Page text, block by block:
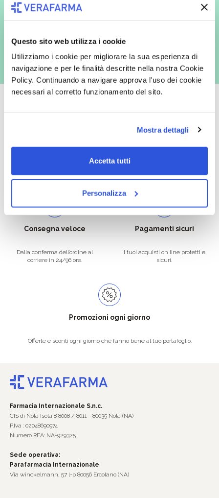
Questo sito web utilizza i cookie
Utilizziamo i cookie per migliorare la sua esperienza di
navigazione e per le finalità descritte nella nostra Cookie
Policy. Continuando a navigare approva l'uso dei cookie
necessari al corretto funzionamento del sito.
Mostra dettagli
Accetta tutti
Personalizza
commerciali da parte di Verafarma, tra cui invio di comunicazioni
per soddisfare tutte le esigenze.
Spedizione gratuita
la spedizione la regaliamo noi.
Consegna veloce
Dalla conferma dell’ordine al
corriere in 24/96 ore.
Pagamenti sicuri
I tuoi acquisti on line protetti e
sicuri.
Promozioni ogni giorno
Offerte e sconti ogni giorno che fanno bene al tuo portafoglio.
Farmacia Internazionale S.n.c.
CIS di Nola Isola 8 8008 / 8011 - 80035 Nola (NA)
P.Iva : 02048690974
Numero REA: NA-929325
Sede operativa:
Parafarmacia Internazionale
Via winckelmann, 57 l-p 80056 Ercolano (NA)